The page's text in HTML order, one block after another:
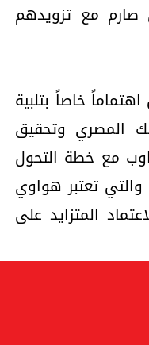
صارم مع تزويدهم
خاصاً بتلبية
المصري وتحقيق
مع خطة التحول
تعتبر هواوي
المتزايد على